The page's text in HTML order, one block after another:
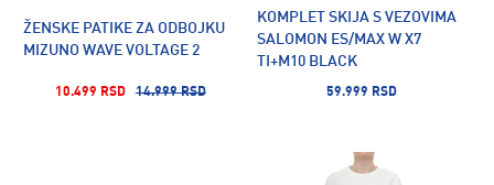
ŽENSKE PATIKE ZA ODBOJKU
MIZUNO WAVE VOLTAGE 2
10.499 RSD 14.999 RSD
KOMPLET SKIJA S VEZOVIMA
SALOMON ES/MAX W X7
TI+M10 BLACK
59.999 RSD